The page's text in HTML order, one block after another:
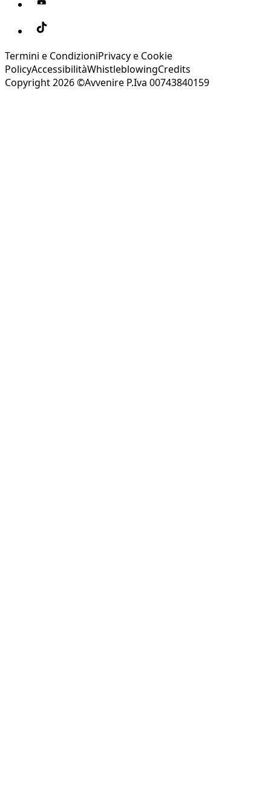
Termini e CondizioniPrivacy e Cookie
PolicyAccessibilitàWhistleblowingCredits
Copyright 2026 ©Avvenire P.Iva 00743840159